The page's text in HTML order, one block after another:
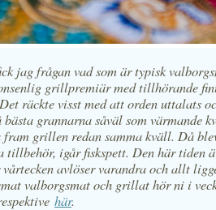
jag frågan vad som är typisk
grillpremiär med tillhörande
räckte visst med att orden uttalats
grannarna såväl som värmande
grillen redan samma kväll. Då
tillbehör, igår fiskspett. Den här tiden
avlöser varandra och allt
valborgsmat och grillat hör ni i
här.